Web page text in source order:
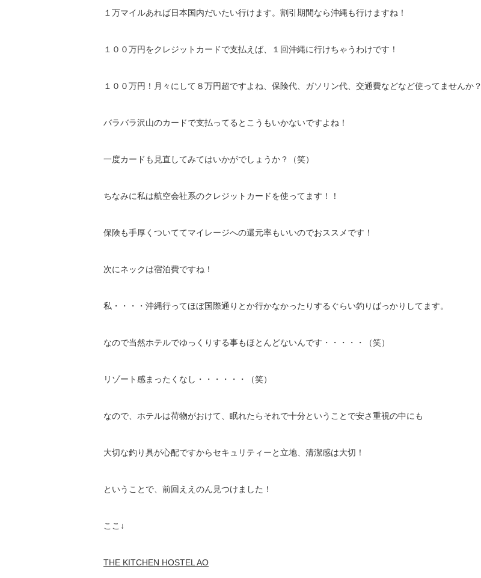
１万マイルあれば日本国内だいたい行けます。割引期間なら沖縄も行けますね！
１００万円をクレジットカードで支払えば、１回沖縄に行けちゃうわけです！
１００万円！月々にして８万円超ですよね、保険代、ガソリン代、交通費などなど使ってませんか？
バラバラ沢山のカードで支払ってるとこうもいかないですよね！
一度カードも見直してみてはいかがでしょうか？（笑）
ちなみに私は航空会社系のクレジットカードを使ってます！！
保険も手厚くついててマイレージへの還元率もいいのでおススメです！
次にネックは宿泊費ですね！
私・・・・沖縄行ってほぼ国際通りとか行かなかったりするぐらい釣りばっかりしてます。
なので当然ホテルでゆっくりする事もほとんどないんです・・・・・（笑）
リゾート感まったくなし・・・・・・（笑）
なので、ホテルは荷物がおけて、眠れたらそれで十分ということで安さ重視の中にも
大切な釣り具が心配ですからセキュリティーと立地、清潔感は大切！
ということで、前回ええのん見つけました！
ここ↓
THE KITCHEN HOSTEL AO